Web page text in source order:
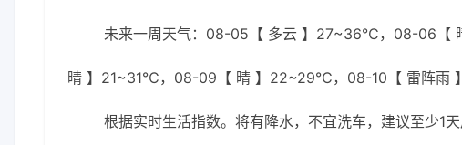
未来一周天气：08-05【 多云 】27~36℃，08-06
晴 】21~31℃，08-09【 晴 】22~29℃，08-10【 雷阵雨
根据实时生活指数。将有降水，不宜洗车，建议至少1